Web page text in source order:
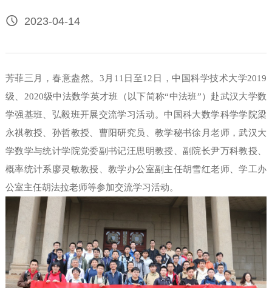
行政人员
 访问学者
分析中心
学术报告
 讨论班
学术会议
学术活动
 2023-04-14
芳菲三月，春意盎然。3月11日至12日，中国科学技术大学2019
级、2020级中法数学英才班（以下简称“中法班”）赴武汉大学数
学强基班、弘毅班开展交流学习活动。中国科大数学科学学院梁
永祺教授、孙哲教授、曹阳研究员、教学秘书徐月老师，武汉大
学数学与统计学院党委副书记汪思明教授、副院长尹万科教授、
概率统计系廖灵敏教授、教学办公室副主任胡雪红老师、学工办
公室主任胡法拉老师等参加交流学习活动。